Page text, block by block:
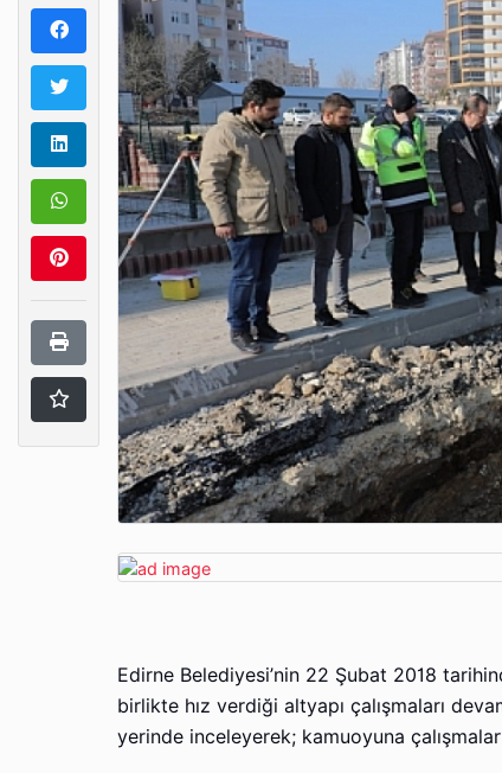
Edirne Belediyesi’nin 22 Şubat 2018
birlikte hız verdiği altyapı çalışmaları
yerinde inceleyerek; kamuoyuna çalışmalar